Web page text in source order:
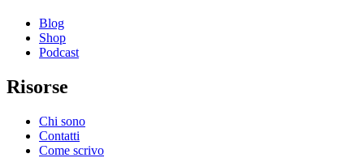
Blog
Shop
Podcast
Risorse
Chi sono
Contatti
Come scrivo